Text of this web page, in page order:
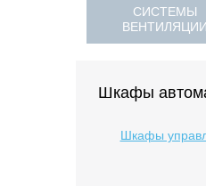
СИСТЕМЫ
ВЕНТИЛЯЦИИ
Шкафы
Шкафы